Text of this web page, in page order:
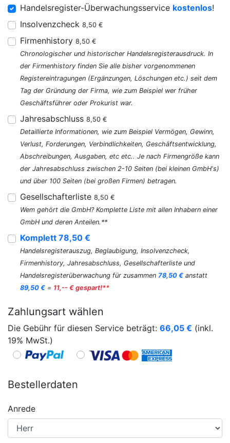
Handelsregister-Überwachungsservice kostenlos!
Insolvenzcheck 8,50 €
Firmenhistory 8,50 €
Chronologischer und historischer Handelsregisterausdruck. In
der Firmenhistory finden Sie alle bisher vorgenommenen
Registereintragungen (Ergänzungen, Löschungen etc.) seit dem
Tag der Gründung der Firma, wie zum Beispiel wer früher
Geschäftsführer oder Prokurist war.
Jahresabschluss 8,50 €
Detaillierte Informationen, wie zum Beispiel Vermögen, Gewinn,
Verlust, Forderungen, Verbindlichkeiten, Geschäftsentwicklung,
Abschreibungen, Ausgaben, etc etc.. Je nach Firmengröße kann
der Jahresabschluss zwischen 2-10 Seiten (bei kleinen GmbH's)
und über 100 Seiten (bei großen Firmen) betragen.
Gesellschafterliste 8,50 €
Wem gehört die GmbH? Komplette Liste mit allen Inhabern einer
GmbH und deren Anteilen.**
Komplett 78,50 €
Handelsregisterauszug, Beglaubigung, Insolvenzcheck,
Firmenhistory, Jahresabschluss, Gesellschafterliste und
Handelsregisterüberwachung für zusammen 78,50 € anstatt
89,50 € = 11,-- € gespart!**
Zahlungsart wählen
Die Gebühr für diesen Service beträgt: 66,05 € (inkl.
19% MwSt.)
Bestellerdaten
Anrede